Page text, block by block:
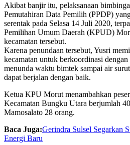
Akibat banjir itu, pelaksanaan
Pemutahiran Data Pemilih (PPDP)
serentak pada Selasa 14 Juli 2020,
Pemilihan Umum Daerah (KPUD)
kecamatan tersebut.
Karena penundaan tersebut, Yusri
kecamatan untuk berkoordinasi dengan
menunda waktu bimtek sampai air
dapat berjalan dengan baik.
Ketua KPU Morut menambahkan
Kecamatan Bungku Utara berjumlah
Mamosalato 28 orang.
Baca Juga:Gerindra Sulsel Segarkan
Energi Baru